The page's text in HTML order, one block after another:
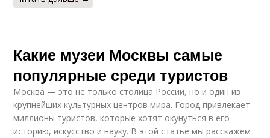
Какие музеи Москвы самые
популярные среди туристов
Москва — это не только столица России, но и один из
крупнейших культурных центров мира. Город привлекает
миллионы туристов, которые хотят окунуться в его
историю, искусство и науку. В этой статье мы расскажем